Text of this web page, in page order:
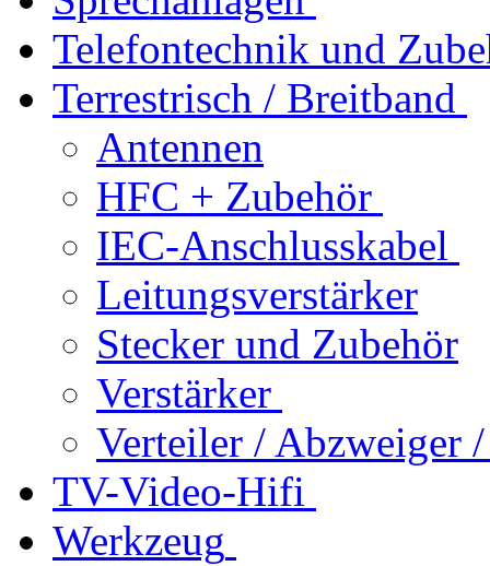
Telefontechnik und
Terrestrisch / Breitband
Antennen
HFC + Zubehör
IEC-Anschlusskabel
Leitungsverstärker
Stecker und Zubehör
Verstärker
Verteiler / Abzweiger
TV-Video-Hifi
Werkzeug